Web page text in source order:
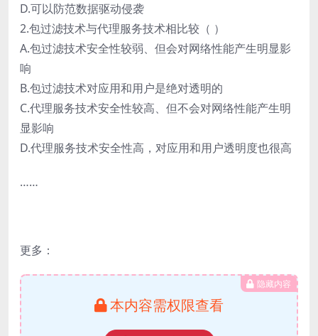
D.可以防范数据驱动侵袭
2.包过滤技术与代理服务技术相比较（ ）
A.包过滤技术安全性较弱、但会对网络性能产生明显影
响
B.包过滤技术对应用和用户是绝对透明的
C.代理服务技术安全性较高、但不会对网络性能产生明
显影响
D.代理服务技术安全性高，对应用和用户透明度也很高
……
更多：
隐藏内容
本内容需权限查看